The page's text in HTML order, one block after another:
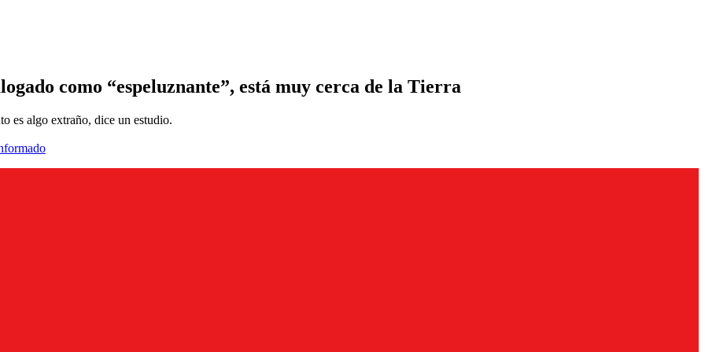
como “espeluznante”, está muy cerca de la Tierra
es algo extraño, dice un estudio.